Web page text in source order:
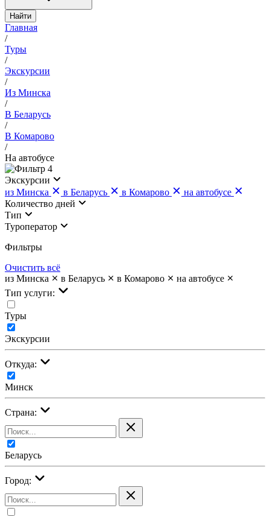
Найти
Главная
/
Туры
/
Экскурсии
/
Из Минска
/
В Беларусь
/
В Комарово
/
На автобусе
4
Экскурсии
из Минска
в Беларусь в Комарово
на автобусе
Количество дней
Тип
Туроператор
Фильтры
Очистить всё
из Минска
в Беларусь в Комарово
на автобусе
Тип услуги:
Туры
Экскурсии
Откуда:
Минск
Страна:
Беларусь
Город: